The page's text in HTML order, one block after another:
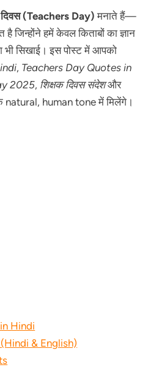
दिवस (Teachers Day) मनाते हैं—
जिन्होंने हमें केवल किताबों का ज्ञान
भी सिखाई। इस पोस्ट में आपको
, Teachers Day Quotes in
2025, शिक्षक दिवस संदेशऔर
natural, human tone में मिलेंगे।
Hindi
& English)